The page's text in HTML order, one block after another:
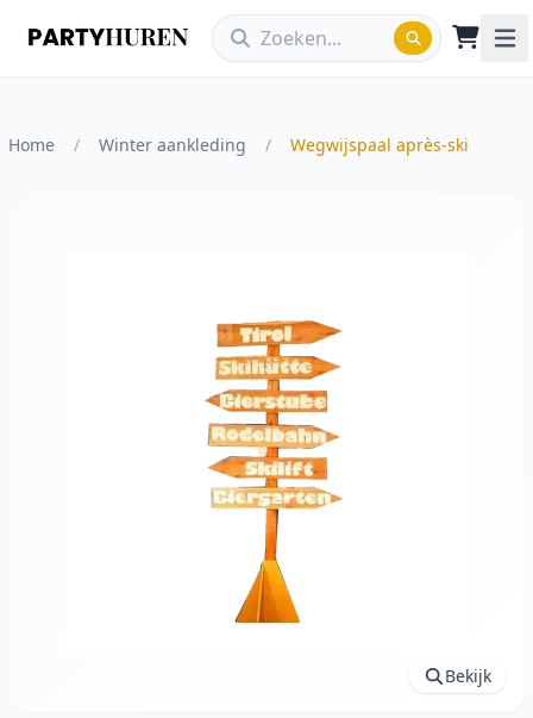
Home / Winter aankleding / Wegwijspaal après-ski
Vergroot afbeelding
Bekijk